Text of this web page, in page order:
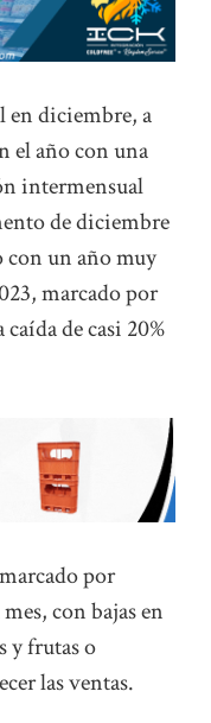
en diciembre, a
el año con una
intermensual
de diciembre
con un año muy
marcado por
de casi 20%
por
con bajas en
y frutas o
las ventas.